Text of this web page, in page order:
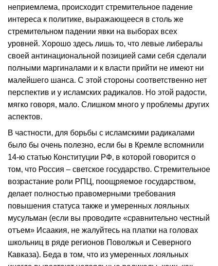
неприемлема, происходит стремительное падение
интереса к политике, выражающееся в столь же
стремительном падении явки на выборах всех
уровней. Хорошо здесь лишь то, что левые либералы
своей антинациональной позицией сами себя сделали
полными маргиналами и к власти прийти не имеют ни
малейшего шанса. С этой стороны соответственно нет
перспектив и у исламских радикалов. Но этой радости,
мягко говоря, мало. Слишком много у проблемы других
аспектов.
В частности, для борьбы с исламскими радикалами
было бы очень полезно, если бы в Кремле вспомнили
14-ю статью Конституции РФ, в которой говорится о
том, что Россия – светское государство. Стремительное
возрастание роли РПЦ, поощряемое государством,
делает полностью правомерными требования
повышения статуса также и умеренных лояльных
мусульман (если вы проводите «сравнительно честный
отъем» Исаакия, не жалуйтесь на платки на головах
школьниц в ряде регионов Поволжья и Северного
Кавказа). Беда в том, что из умеренных лояльных